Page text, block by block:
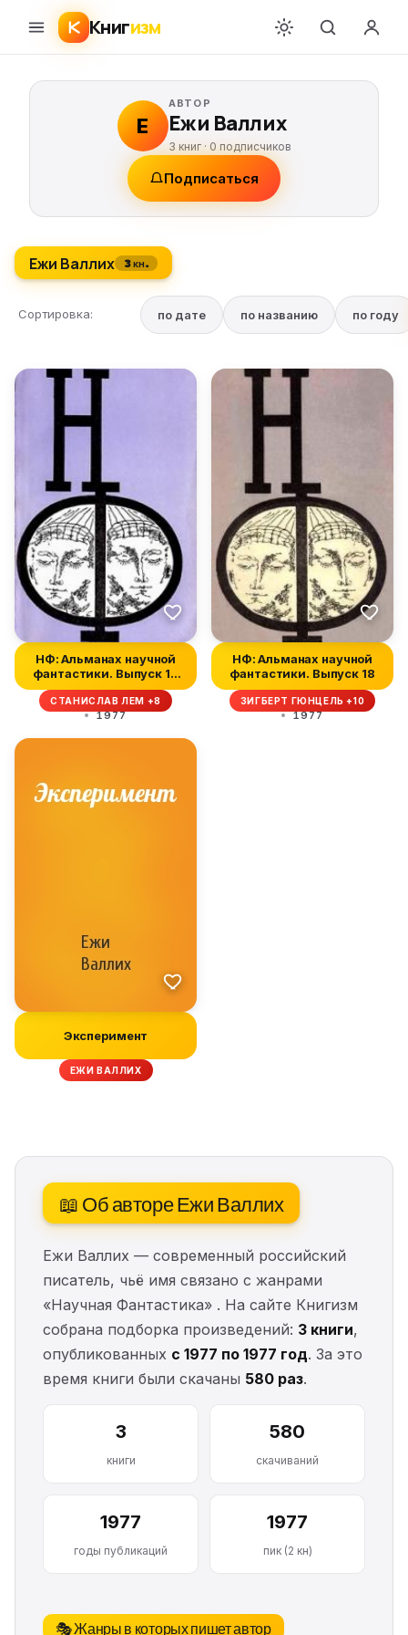
Книгизм
Е
АВТОР
Ежи Валлих
3 книг · 0 подписчиков
Подписаться
Ежи Валлих 3 кн.
Сортировка: по дате по названию по году
НФ: Альманах научной
фантастики. Выпуск 18
(1977)
СТАНИСЛАВ ЛЕМ +8
1977
НФ: Альманах научной
фантастики. Выпуск 18
ЗИГБЕРТ ГЮНЦЕЛЬ +10
1977
Эксперимент
ЕЖИ ВАЛЛИХ
📖 Об авторе Ежи Валлих
Ежи Валлих — современный российский
писатель, чьё имя связано с жанрами
«Научная Фантастика» . На сайте Книгизм
собрана подборка произведений: 3 книги,
опубликованных с 1977 по 1977 год. За это
время книги были скачаны 580 раз.
3
книги
580
скачиваний
1977
годы публикаций
1977
пик (2 кн)
🎭 Жанры в которых пишет автор